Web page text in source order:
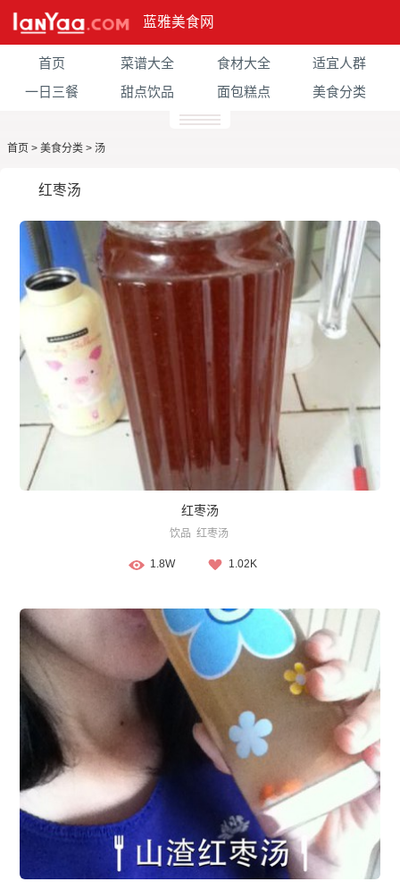
蓝雅美食网
首页 菜谱大全 食材大全
适宜人群
一日三餐
甜点饮品 面包糕点 美食分类
首页 > 美食分类 > 汤
红枣汤
红枣汤
饮品 红枣汤
1.8W 1.02K